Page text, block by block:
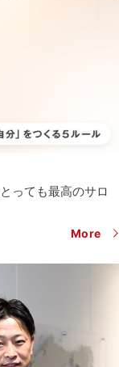
っても最高のサロ
More